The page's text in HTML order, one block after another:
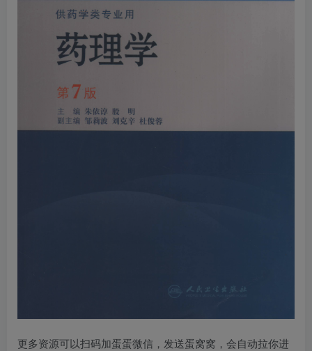
更多资源可以扫码加蛋蛋微信，发送蛋窝窝，会自动拉你进